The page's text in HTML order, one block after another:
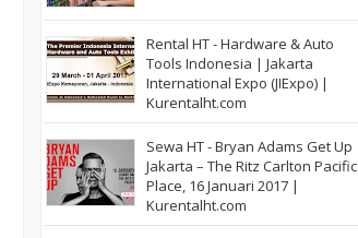
Rental HT - Hardware & Auto
Tools Indonesia | Jakarta
International Expo (JIExpo) |
Kurentalht.com
Sewa HT - Bryan Adams Get Up
Jakarta – The Ritz Carlton Pacific
Place, 16 Januari 2017 |
Kurentalht.com